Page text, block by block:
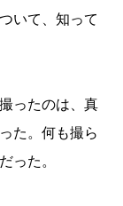
いて、知って
ったのは、真
た。何も撮ら
った。